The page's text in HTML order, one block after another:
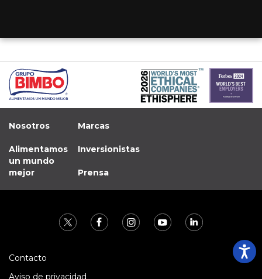
Nosotros
Alimentamos
un mundo
mejor
Marcas
Inversionistas
Prensa
Contacto
Aviso de privacidad